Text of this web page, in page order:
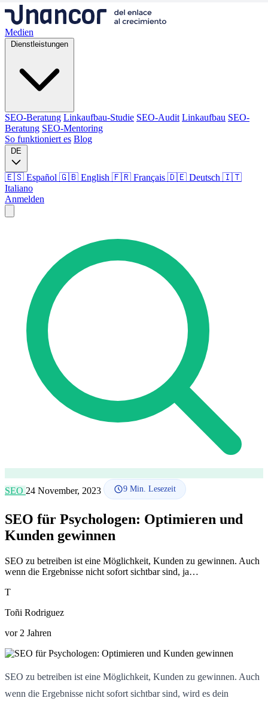
Medien
Dienstleistungen
SEO-Beratung Linkaufbau-Studie SEO-Audit Linkaufbau SEO-
Beratung SEO-Mentoring
So funktioniert es Blog
DE
🇪🇸 Español 🇬🇧 English 🇫🇷 Français 🇩🇪 Deutsch 🇮🇹
Italiano
Anmelden
SEO-Beratung Linkaufbau
Beratung
SEO-Mentoring
So funktioniert es
Sprache
🇪🇸 ES
🇬🇧 EN 🇮🇹 IT
SEO 24 November, 2023 9 Min. Lesezeit
SEO für Psychologen: Optimieren und
Kunden gewinnen
SEO zu betreiben ist eine Möglichkeit, Kunden zu gewinnen. Auch
wenn die Ergebnisse nicht sofort sichtbar sind, ja…
T
Toñi Rodriguez
vor 2 Jahren
SEO zu betreiben ist eine Möglichkeit, Kunden zu gewinnen. Auch
wenn die Ergebnisse nicht sofort sichtbar sind, wird es dein